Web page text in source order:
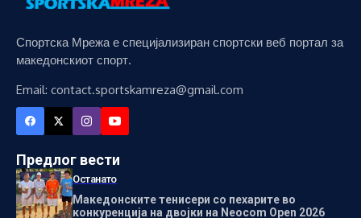
Спортска Мрежа е специјализиран спортски веб портал за
македонскиот спорт.
Email: contact.sportskamreza@gmail.com
Предлог вести
Останато
Македонските тенисери со пехарите во
конкуренција на двојки на Neocom Open 2026